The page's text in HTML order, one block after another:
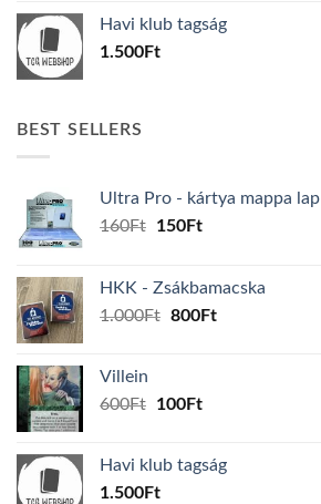
600Ft.100Ft.
Havi klub tagság
1.500Ft
BEST SELLERS
Ultra Pro - kártya mappa lap
160Ft
Original
160Ft.
150FtCurrent
150Ft.
HKK - Zsákbamacska
1.000Ft Original
800FtCurrent
Villein
600Ft
Original
600Ft.
100FtCurrent
100Ft.
Havi klub tagság
1.500Ft